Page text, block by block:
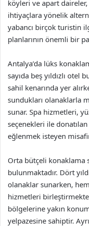
köyleri ve apart
ihtiyaçlara yönelik
yabancı birçok turistin
planlarının önemli bir
Antalya’da lüks
sayıda beş yıldızlı otel
sahil kenarında yer
sundukları olanaklarla
sunar. Spa hizmetleri,
seçenekleri ile
eğlenmek isteyen
Orta bütçeli konaklama
bulunmaktadır. Dört
olanaklar sunarken,
hizmetleri
bölgelerine yakın
yelpazesine sahiptir.